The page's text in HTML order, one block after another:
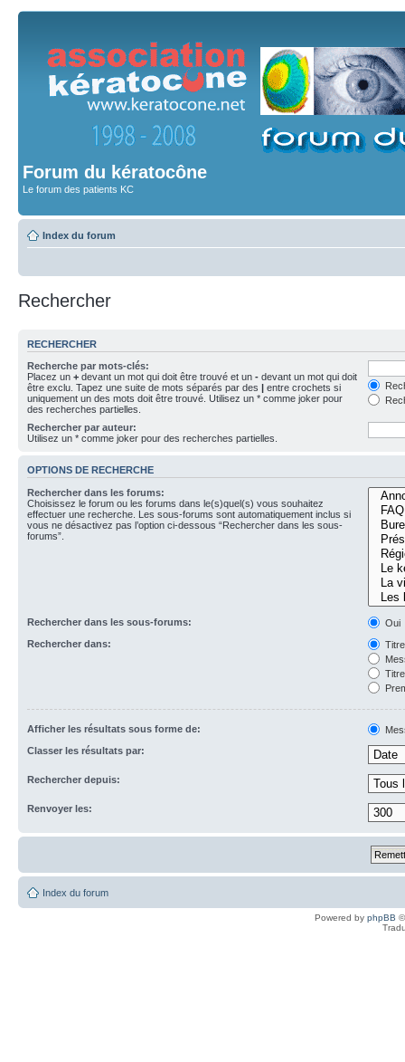
Forum du kératocône
Le forum des patients KC
Index du forum
Rechercher
RECHERCHER
Recherche par mots-clés:
Placez un + devant un mot qui doit être trouvé et un - devant un mot qui doit
être exclu. Tapez une suite de mots séparés par des | entre crochets si
uniquement un des mots doit être trouvé. Utilisez un * comme joker pour
des recherches partielles.
Rechercher par auteur:
Utilisez un * comme joker pour des recherches partielles.
OPTIONS DE RECHERCHE
Rechercher dans les forums:
Choisissez le forum ou les forums dans le(s)quel(s) vous souhaitez
effectuer une recherche. Les sous-forums sont automatiquement inclus si
vous ne désactivez pas l’option ci-dessous “Rechercher dans les sous-
forums”.
Rechercher dans les sous-forums:
Oui
Rechercher dans:
Afficher les résultats sous forme de:
Classer les résultats par:
Rechercher depuis:
Renvoyer les:
Index du forum
Powered by phpBB